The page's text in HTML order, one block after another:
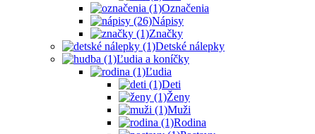
Označenia
Nápisy
Značky
Detské nálepky
Ľudia a koníčky
Ľudia
Deti
Ženy
Muži
Rodina